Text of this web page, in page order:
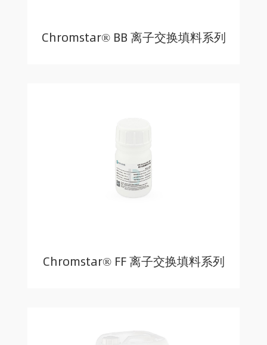
Chromstar® BB 离子交换填料系列
Chromstar® FF 离子交换填料系列